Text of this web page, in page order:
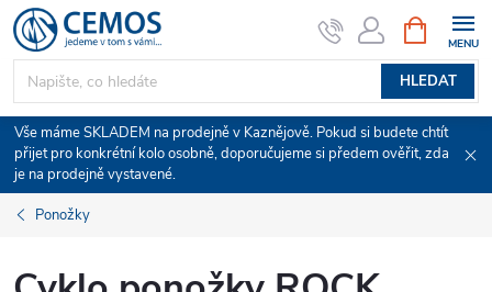
Přejít
na
obsah
HLEDAT
NÁKUPNÍ
KOŠÍK
Vše máme SKLADEM na prodejně v Kaznějově. Pokud si budete chtít
přijet pro konkrétní kolo osobně, doporučujeme si předem ověřit, zda
je na prodejně vystavené.
Ponožky